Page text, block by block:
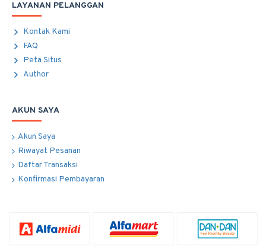
LAYANAN PELANGGAN
Kontak Kami
FAQ
Peta Situs
Author
AKUN SAYA
Akun Saya
Riwayat Pesanan
Daftar Transaksi
Konfirmasi Pembayaran